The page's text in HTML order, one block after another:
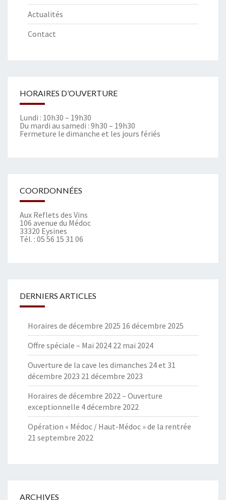
Actualités
Contact
HORAIRES D’OUVERTURE
Lundi : 10h30 – 19h30
Du mardi au samedi : 9h30 – 19h30
Fermeture le dimanche et les jours fériés
COORDONNÉES
Aux Reflets des Vins
106 avenue du Médoc
33320 Eysines
Tél. : 05 56 15 31 06
DERNIERS ARTICLES
Horaires de décembre 2025 16 décembre 2025
Offre spéciale – Mai 2024 22 mai 2024
Ouverture de la cave les dimanches 24 et 31
décembre 2023 21 décembre 2023
Horaires de décembre 2022 – Ouverture
exceptionnelle 4 décembre 2022
Opération « Médoc / Haut-Médoc » de la rentrée
21 septembre 2022
ARCHIVES